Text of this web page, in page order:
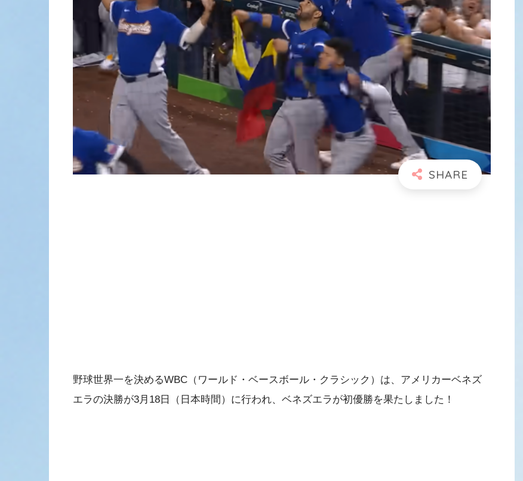
野球世界一を決めるWBC（ワールド・ベースボール・クラシック）は、アメリカーベネズ
エラの決勝が3月18日（日本時間）に行われ、ベネズエラが初優勝を果たしました！